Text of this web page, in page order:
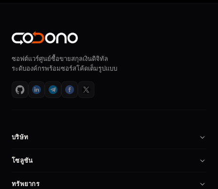
ซอฟต์แวร์ศูนย์ซื้อขายสกุลเงินดิจิทัล
ระดับองค์กรพร้อมซอร์สโค้ดเต็มรูปแบบ
บริษัท
เกี่ยวกับเรา
โซลูชัน
ซอฟต์แวร์ศูนย์ซื้อขายคริปโต
ทรัพยากร